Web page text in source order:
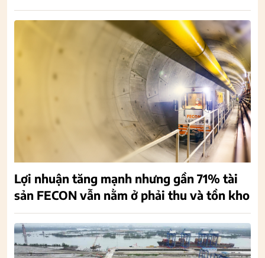
Lợi nhuận tăng mạnh nhưng gần 71% tài
sản FECON vẫn nằm ở phải thu và tồn kho